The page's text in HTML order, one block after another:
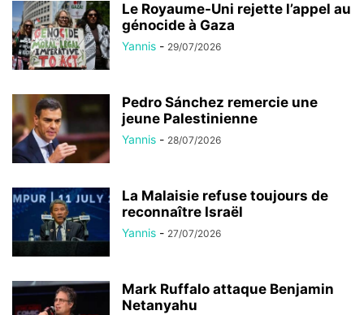
Le Royaume-Uni rejette l’appel au
génocide à Gaza
Yannis - 29/07/2026
Pedro Sánchez remercie une
jeune Palestinienne
Yannis - 28/07/2026
La Malaisie refuse toujours de
reconnaître Israël
Yannis - 27/07/2026
Mark Ruffalo attaque Benjamin
Netanyahu